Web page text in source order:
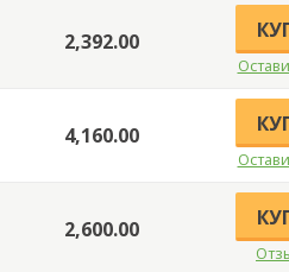
2,392.00
4,160.00
2,600.00